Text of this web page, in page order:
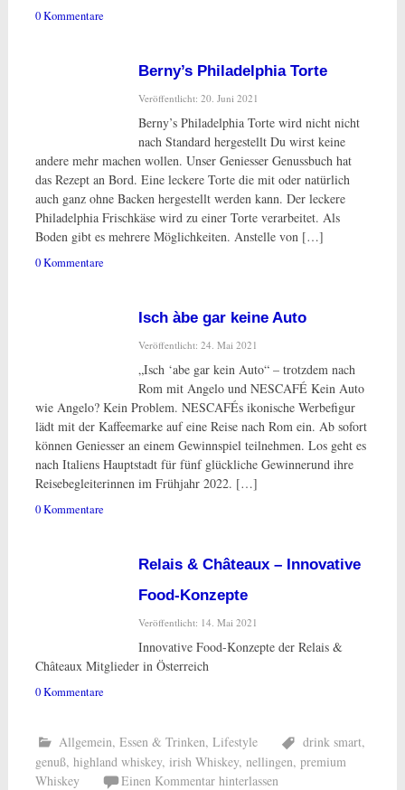
0 Kommentare
Berny’s Philadelphia Torte
Veröffentlicht: 20. Juni 2021
Berny’s Philadelphia Torte wird nicht nicht
nach Standard hergestellt Du wirst keine
andere mehr machen wollen. Unser Geniesser Genussbuch hat
das Rezept an Bord. Eine leckere Torte die mit oder natürlich
auch ganz ohne Backen hergestellt werden kann. Der leckere
Philadelphia Frischkäse wird zu einer Torte verarbeitet. Als
Boden gibt es mehrere Möglichkeiten. Anstelle von […]
0 Kommentare
Isch àbe gar keine Auto
Veröffentlicht: 24. Mai 2021
„Isch ‘abe gar kein Auto“ – trotzdem nach
Rom mit Angelo und NESCAFÉ Kein Auto
wie Angelo? Kein Problem. NESCAFÉs ikonische Werbefigur
lädt mit der Kaffeemarke auf eine Reise nach Rom ein. Ab sofort
können Geniesser an einem Gewinnspiel teilnehmen. Los geht es
nach Italiens Hauptstadt für fünf glückliche Gewinnerund ihre
Reisebegleiterinnen im Frühjahr 2022. […]
0 Kommentare
Relais & Châteaux – Innovative
Food-Konzepte
Veröffentlicht: 14. Mai 2021
Innovative Food-Konzepte der Relais &
Châteaux Mitglieder in Österreich
0 Kommentare
Allgemein, Essen & Trinken, Lifestyle drink smart,
genuß, highland whiskey, irish Whiskey, nellingen, premium
Whiskey
Einen Kommentar hinterlassen